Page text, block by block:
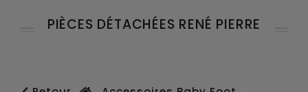
PIÈCES DÉTACHÉES RENÉ PIERRE